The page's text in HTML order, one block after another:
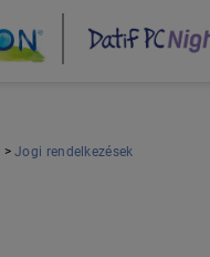
Jogi rendelkezések